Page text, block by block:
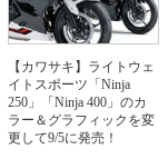
【カワサキ】ライトウェ
イトスポーツ「Ninja
250」「Ninja 400」のカ
ラー＆グラフィックを変
更して9/5に発売！